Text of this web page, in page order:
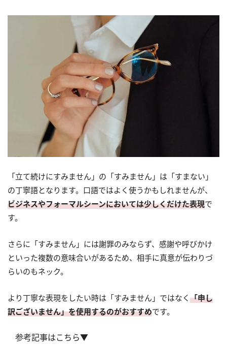
「立て続けにすみません」の「すみません」は「すまない」
の丁寧語となります。口語ではよく使うかもしれませんが、
ビジネスやフォーマルシーンにおいては少しくだけた表現で
す。
さらに「すみません」には謝罪のみならず、感謝や呼びかけ
といった複数の意味合いがあるため、相手に真意が伝わりづ
らいのもネック。
より丁寧な表現をしたい時は「すみません」ではなく 「申し
訳ございません」を使用するのがおすすめです。
参考記事はこちら▼